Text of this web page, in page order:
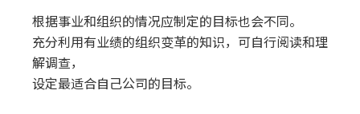
根据事业和组织的情况应制定的目标也会不同。
充分利用有业绩的组织变革的知识，可自行阅读和理
解调查，
设定最适合自己公司的目标。